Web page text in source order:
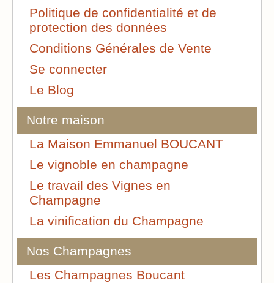
Politique de confidentialité et de
protection des données
Conditions Générales de Vente
Se connecter
Le Blog
Notre maison
La Maison Emmanuel BOUCANT
Le vignoble en champagne
Le travail des Vignes en
Champagne
La vinification du Champagne
Nos Champagnes
Les Champagnes Boucant